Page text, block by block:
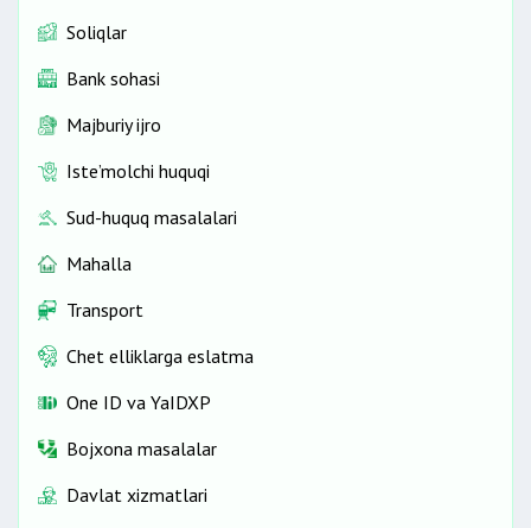
Soliqlar
Bank sohasi
Majburiy ijro
Iste’molchi huquqi
Sud-huquq masalalari
Mahalla
Transport
Chet elliklarga eslatma
One ID vа YaIDXP
Bojxona masalalar
Davlat xizmatlari